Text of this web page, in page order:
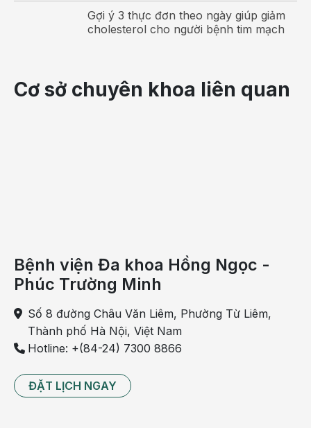
Ung thư đại tràng;
Polyp đại tràng;
Bệnh túi thừa thành đại tràng;
Tắc ruột già;
Bệnh viêm ruột (bệnh Crohn);
Gợi ý 3 thực đơn theo ngày giúp giảm
cholesterol cho người bệnh tim mạch
Cơ sở chuyên khoa liên quan
Bệnh viện Đa khoa Hồng Ngọc -
Phúc Trường Minh
Số 8 đường Châu Văn Liêm, Phường Từ Liêm,
Thành phố Hà Nội, Việt Nam
Hotline: +(84-24) 7300 8866
ĐẶT LỊCH NGAY